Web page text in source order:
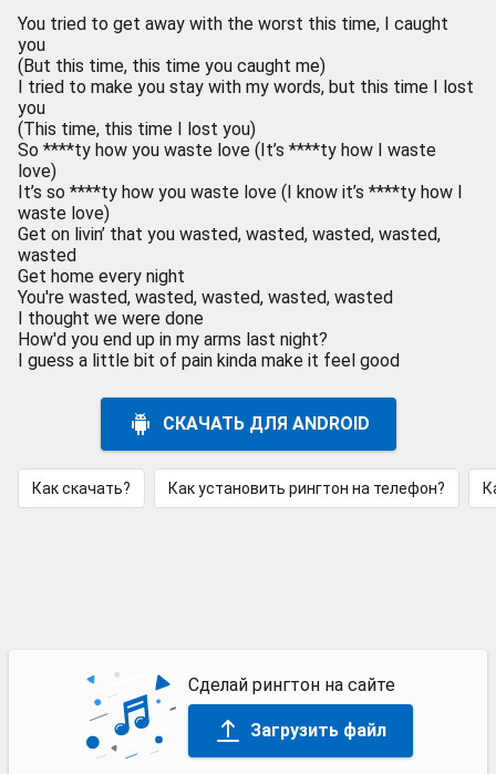
You tried to get away with the worst this time, I caught
you
(But this time, this time you caught me)
I tried to make you stay with my words, but this time I lost
you
(This time, this time I lost you)
So ****ty how you waste love (It’s ****ty how I waste
love)
It’s so ****ty how you waste love (I know it’s ****ty how I
waste love)
Get on livin’ that you wasted, wasted, wasted, wasted,
wasted
Get home every night
You're wasted, wasted, wasted, wasted, wasted
I thought we were done
How'd you end up in my arms last night?
I guess a little bit of pain kinda make it feel good
СКАЧАТЬ ДЛЯ ANDROID
Как скачать? Как установить рингтон на телефон?
Сделай рингтон на сайте
Загрузить файл